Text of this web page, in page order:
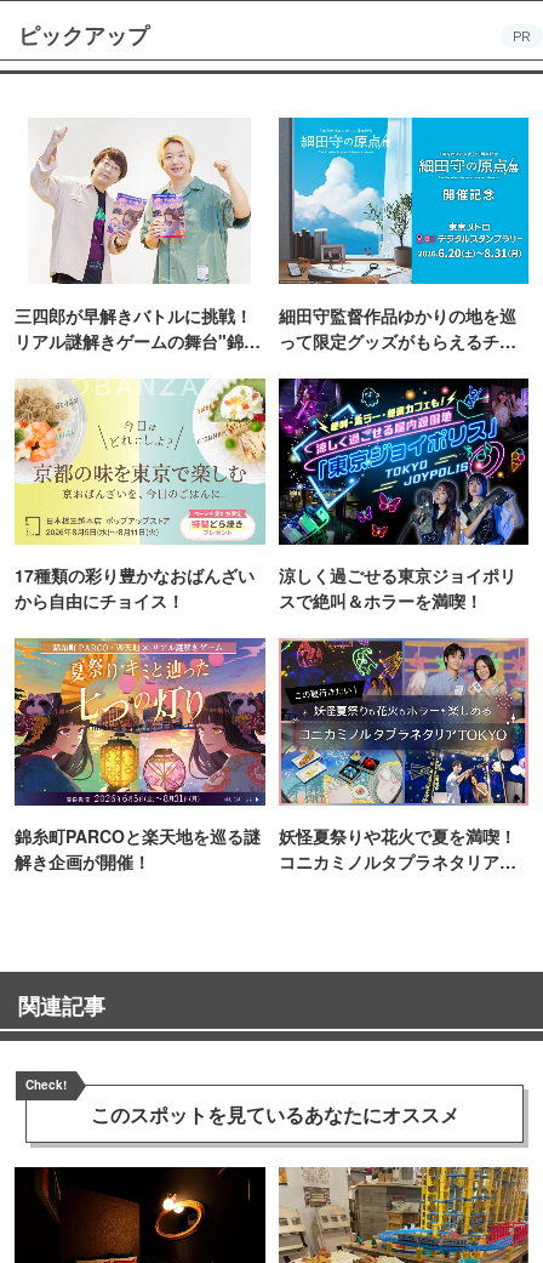
ピックアップ PR
三四郎が早解きバトルに挑戦！
リアル謎解きゲームの舞台"錦糸
細田守監督作品ゆかりの地を巡
って限定グッズがもらえるチャ
17種類の彩り豊かなおばんざい
から自由にチョイス！
涼しく過ごせる東京ジョイポリ
スで絶叫＆ホラーを満喫！
錦糸町PARCOと楽天地を巡る謎
解き企画が開催！
妖怪夏祭りや花火で夏を満喫！
コニカミノルタプラネタリア
関連記事
Check!
このスポットを見ているあなたにオススメ